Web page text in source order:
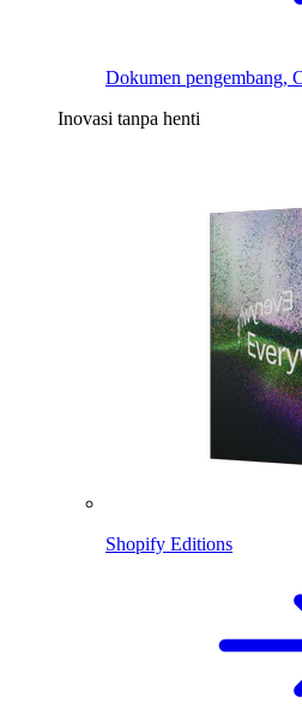
Dokumen pengembang,
Inovasi tanpa henti
Shopify Editions